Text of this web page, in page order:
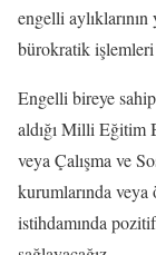
engelli
bürokratik işlemleri
Engelli bireye
aldığı Milli Eğitim
veya Çalışma ve
kurumlarında
istihdamında